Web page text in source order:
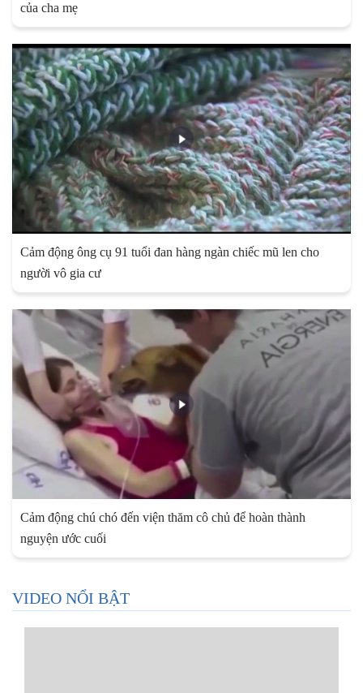
của cha mẹ
Cảm động ông cụ 91 tuổi đan hàng ngàn chiếc mũ len cho
người vô gia cư
Cảm động chú chó đến viện thăm cô chủ để hoàn thành
nguyện ước cuối
VIDEO NỔI BẬT